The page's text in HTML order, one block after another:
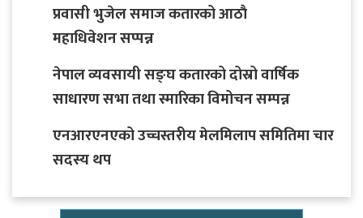
प्रवासी भुजेल समाज कतारको आठाै
महाधिवेशन सप्पन्न
नेपाल व्यवसायी सङ्घ कतारको दोस्रो वार्षिक
साधारण सभा तथा स्मारिका विमोचन सम्पन्न
एनआरएनएको उच्चस्तरीय मेलमिलाप समितिमा चार
सदस्य थप